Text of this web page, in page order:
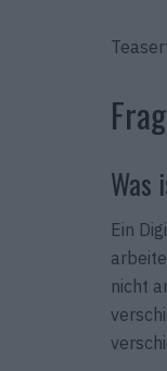
Was
Ein
nicht